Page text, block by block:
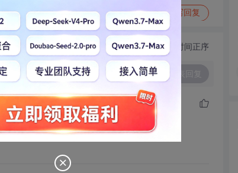
举报 写回复
切换为时间正序